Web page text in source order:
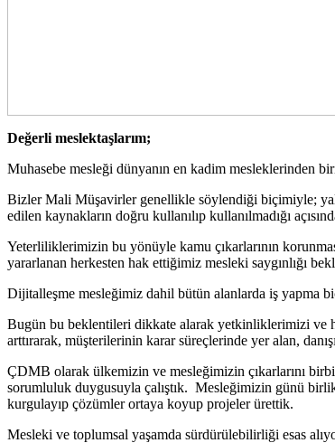
Değerli meslektaşlarım;
Muhasebe mesleği dünyanın en kadim mesleklerinden
Bizler Mali Müşavirler genellikle söylendiği biçimiyle;
edilen kaynakların doğru kullanılıp kullanılmadığı
Yeterliliklerimizin bu yönüyle kamu çıkarlarının
yararlanan herkesten hak ettiğimiz mesleki saygınlığı
Dijitalleşme mesleğimiz dahil bütün alanlarda iş yapma
Bugün bu beklentileri dikkate alarak yetkinliklerimizi ve
arttırarak, müşterilerinin karar süreçlerinde yer alan,
ÇDMB olarak ülkemizin ve mesleğimizin çıkarlarını
sorumluluk duygusuyla çalıştık. Mesleğimizin günü
kurgulayıp çözümler ortaya koyup projeler ürettik.
Mesleki ve toplumsal yaşamda sürdürülebilirliği esas